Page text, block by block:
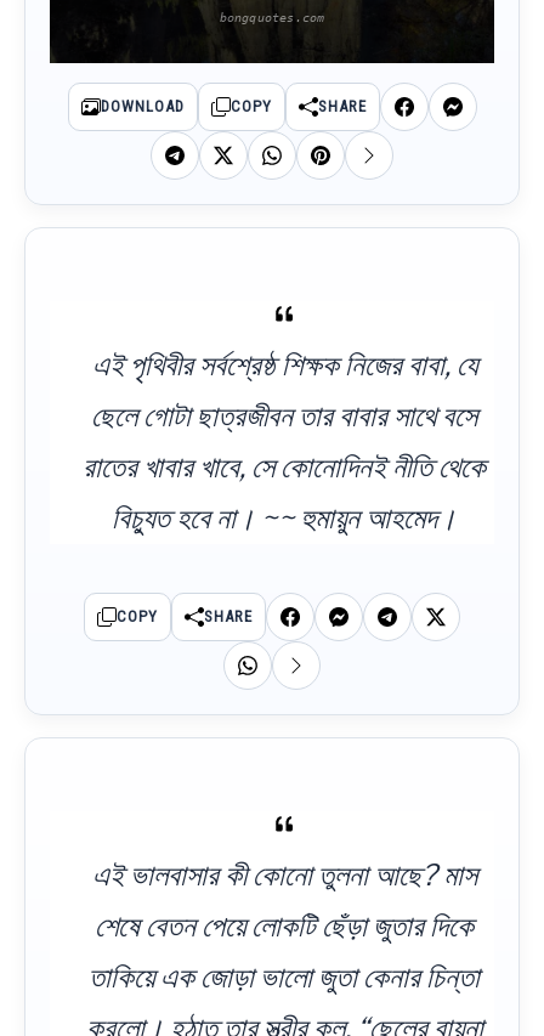
DOWNLOAD COPY SHARE
এই পৃথিবীর সর্বশ্রেষ্ঠ শিক্ষক নিজের বাবা, যে
ছেলে গোটা ছাত্রজীবন তার বাবার সাথে বসে
রাতের খাবার খাবে, সে কোনোদিনই নীতি থেকে
বিচ্যুত হবে না। ~~ হুমায়ুন আহমেদ।
COPY SHARE
এই ভালবাসার কী কোনো তুলনা আছে? মাস
শেষে বেতন পেয়ে লোকটি ছেঁড়া জুতার দিকে
তাকিয়ে এক জোড়া ভালো জুতা কেনার চিন্তা
করলো। হঠাত তার স্ত্রীর কল, “ছেলের বায়না